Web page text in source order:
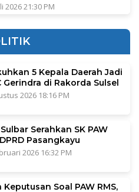
2026 21:30 PM
5 Kepala Daerah Jadi
Gerindra di Rakorda Sulsel
2026 18:16 PM
Serahkan SK PAW
Pasangkayu
2026 16:32 PM
Keputusan Soal PAW RMS,